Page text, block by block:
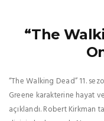
“The
“The Walking Dead” 11.
Greene karakterine hayat
açıklandı. Robert Kirkman